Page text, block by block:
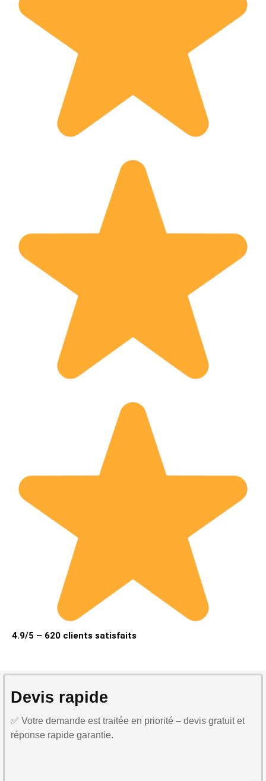
4.9/5 – 620 clients satisfaits
Devis rapide
✅ Votre demande est traitée en priorité – devis gratuit et
réponse rapide garantie.